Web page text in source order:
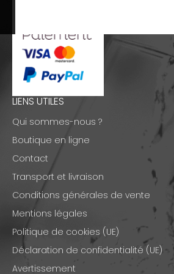
LIENS UTILES
Qui sommes-nous ?
Boutique en ligne
Contact
Transport et livraison
Conditions générales de vente
Mentions légales
Politique de cookies (UE)
Déclaration de confidentialité (UE)
Avertissement